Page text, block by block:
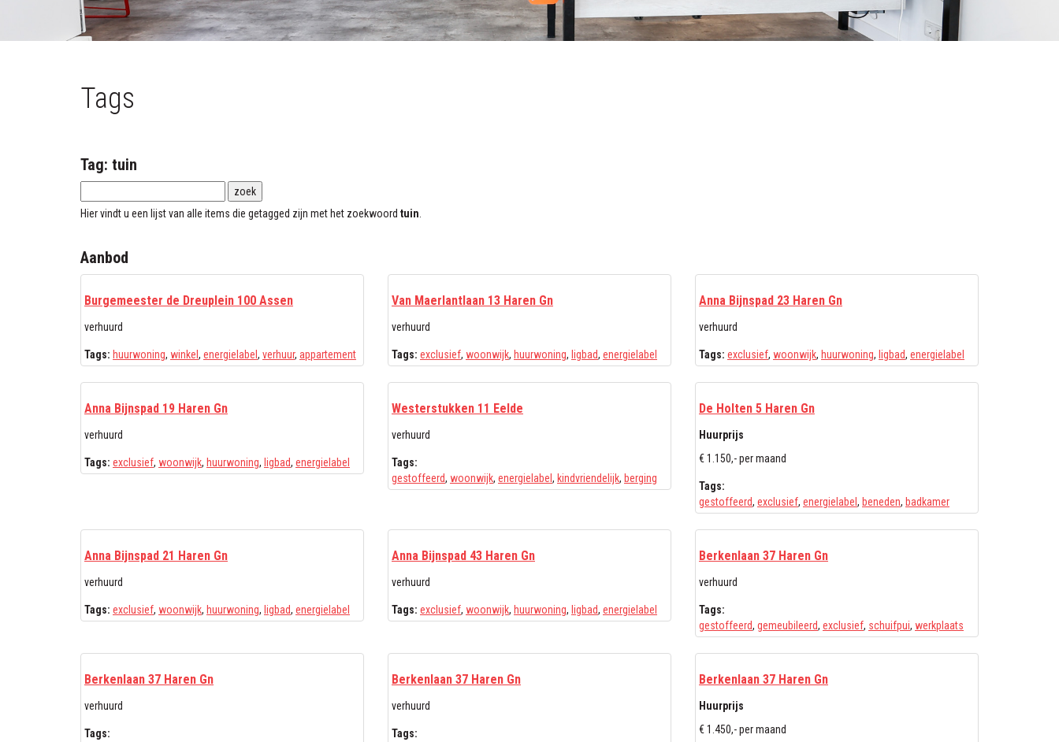
Tags
Tag: tuin
Hier vindt u een lijst van alle items die getagged zijn met het zoekwoord tuin
Aanbod
Burgemeester de Dreuplein 100 Assen
verhuurd
Tags: huurwoning, winkel , energielabel , verhuur, appartement
Van Maerlantlaan 13 Haren Gn
verhuurd
Tags: exclusief, woonwijk, huurwoning, ligbad, energielabel
Anna Bijnspad 23 Haren Gn
verhuurd
Tags: exclusief, woonwijk, huurwoning, ligbad, energielabel
Anna Bijnspad 19 Haren Gn
verhuurd
Tags: exclusief, woonwijk, huurwoning, ligbad, energielabel
Westerstukken 11 Eelde
verhuurd
Tags:
gestoffeerd, woonwijk, energielabel , kindvriendelijk, berging
De Holten 5 Haren Gn
Huurprijs
€ 1.150,- per maand
Tags:
gestoffeerd, exclusief, energielabel , beneden, badkamer
Anna Bijnspad 21 Haren Gn
verhuurd
Tags: exclusief, woonwijk, huurwoning, ligbad, energielabel
Anna Bijnspad 43 Haren Gn
verhuurd
Tags: exclusief, woonwijk, huurwoning, ligbad, energielabel
Berkenlaan 37 Haren Gn
verhuurd
Tags:
gestoffeerd, gemeubileerd, exclusief, schuifpui, werkplaats
Berkenlaan 37 Haren Gn
verhuurd
Tags:
Berkenlaan 37 Haren Gn
verhuurd
Tags:
Berkenlaan 37 Haren Gn
Huurprijs
€ 1.450,- per maand